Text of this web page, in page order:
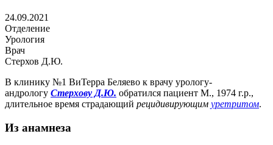
24.09.2021
Отделение
Урология
Врач
Стерхов Д.Ю.
В клинику №1 ВиТерра Беляево к врачу урологу-
андрологу Стерхову Д.Ю. обратился пациент М., 1974 г.р.,
длительное время страдающий рецидивирующим уретритом.
Из анамнеза